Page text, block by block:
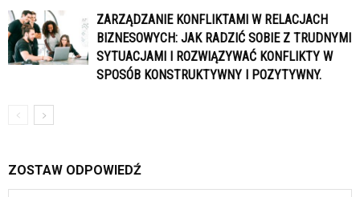
ZARZĄDZANIE KONFLIKTAMI W RELACJACH
BIZNESOWYCH: JAK RADZIĆ SOBIE Z TRUDNYMI
SYTUACJAMI I ROZWIĄZYWAĆ KONFLIKTY W
SPOSÓB KONSTRUKTYWNY I POZYTYWNY.
ZOSTAW ODPOWIEDŹ